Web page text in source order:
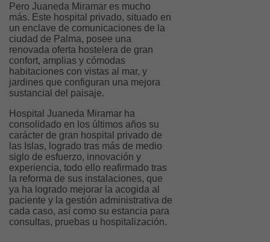
Pero Juaneda Miramar es mucho
más. Este hospital privado, situado en
un enclave de comunicaciones de la
ciudad de Palma, posee una
renovada oferta hostelera de gran
confort, amplias y cómodas
habitaciones con vistas al mar, y
jardines que configuran una mejora
sustancial del paisaje.
Hospital Juaneda Miramar ha
consolidado en los últimos años su
carácter de gran hospital privado de
las Islas, logrado tras más de medio
siglo de esfuerzo, innovación y
experiencia, todo ello reafirmado tras
la reforma de sus instalaciones, que
ya ha logrado mejorar la acogida al
paciente y la gestión administrativa de
cada caso, así como su estancia para
consultas, pruebas u hospitalización.